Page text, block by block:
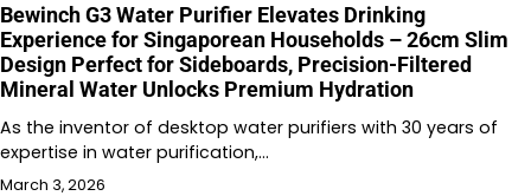
Bewinch G3 Water Purifier Elevates Drinking
Experience for Singaporean Households – 26cm Slim
Design Perfect for Sideboards, Precision-Filtered
Mineral Water Unlocks Premium Hydration
As the inventor of desktop water purifiers with 30 years of
expertise in water purification,…
March 3, 2026